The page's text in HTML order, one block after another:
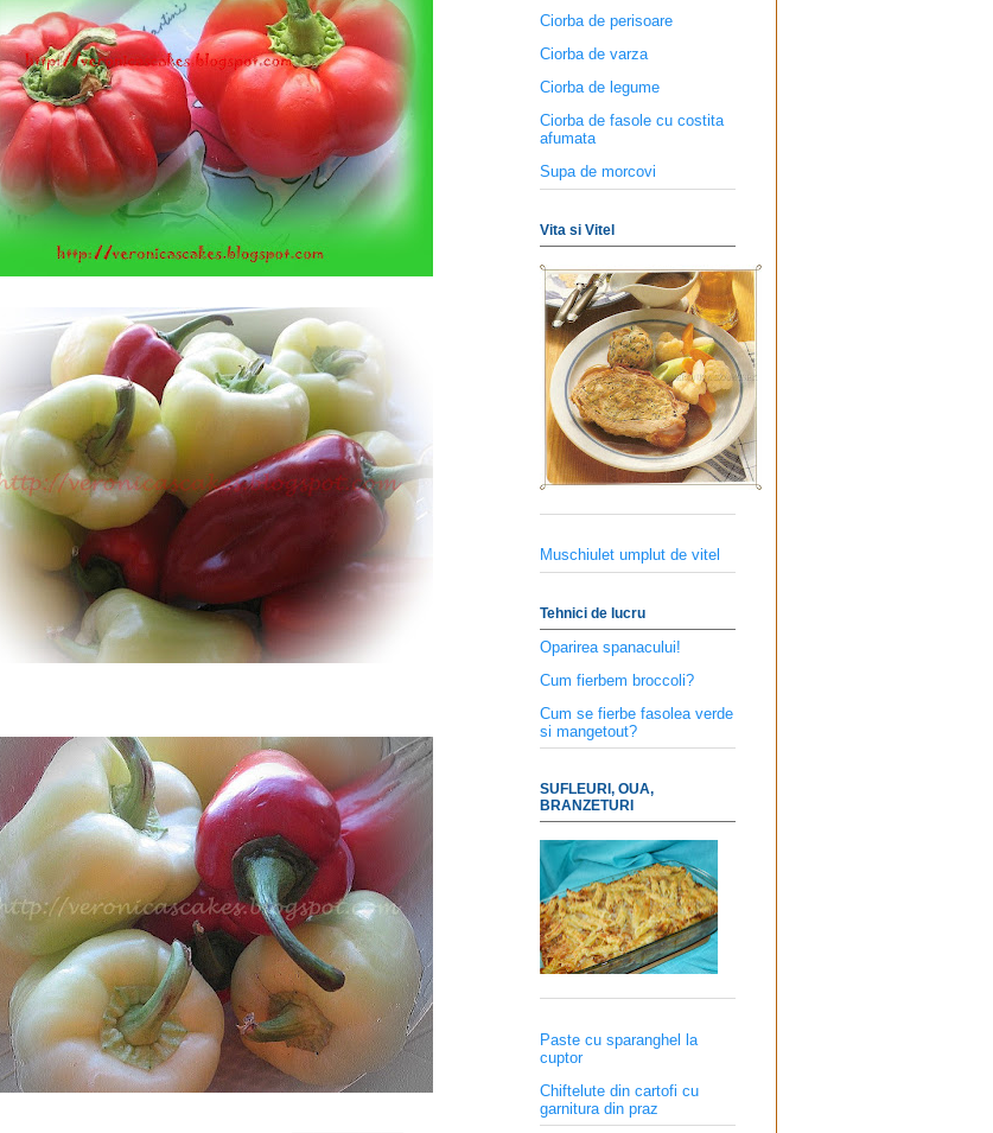
Ciorba de perisoare
Ciorba de varza
Ciorba de legume
Ciorba de fasole cu costita
afumata
Supa de morcovi
Vita si Vitel
Muschiulet umplut de vitel
Tehnici de lucru
Oparirea spanacului!
Cum fierbem broccoli?
Cum se fierbe fasolea verde
si mangetout?
SUFLEURI, OUA,
BRANZETURI
Paste cu sparanghel la
cuptor
Chiftelute din cartofi cu
garnitura din praz